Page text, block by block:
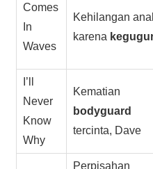
Comes
In
Waves
Kehilangan
karena
I’ll
Never
Know
Why
Kematian
bodyguard
tercinta, Dave
Perpisahan